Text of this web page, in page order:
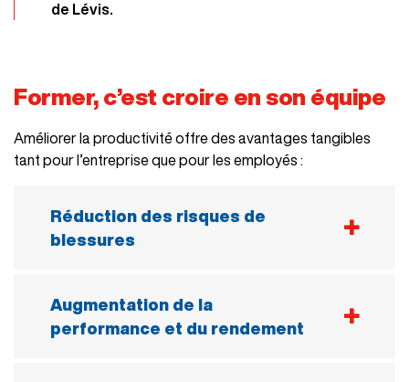
de Lévis.
Former, c’est croire en son équipe
Améliorer la productivité offre des avantages tangibles
tant pour l’entreprise que pour les employés :
Réduction des risques de
blessures
et exigeantes. En automatisant une partie de
ces opérations, on crée un environnement de
Augmentation de la
performance et du rendement